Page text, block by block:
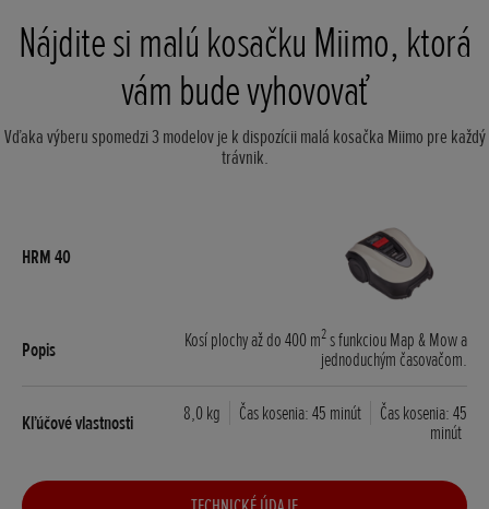
Nájdite si malú kosačku Miimo, ktorá
vám bude vyhovovať
Vďaka výberu spomedzi 3 modelov je k dispozícii malá kosačka Miimo pre každý
trávnik.
Kosí plochy až do 400 m2s funkciou Map & Mow a
jednoduchým časovačom.
8,0 kg Čas kosenia: 45 minút
Čas kosenia: 45
minút